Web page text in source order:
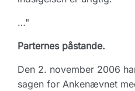
…"
Parternes påstande.
Den 2. november 2006
sagen for Ankenævnet